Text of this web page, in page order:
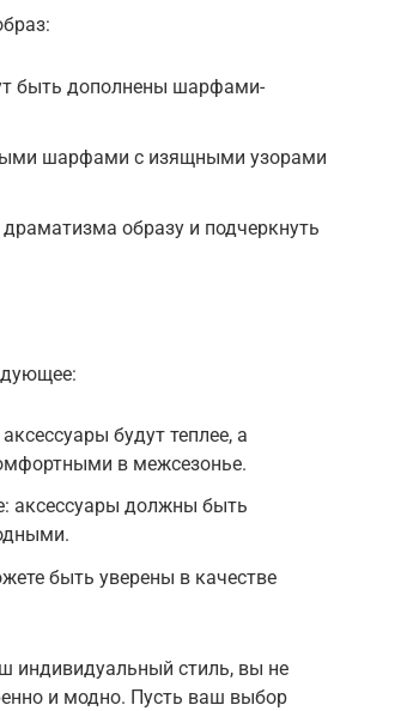
быть дополнены шарфами-
шарфами с изящными узорами
образу и подчеркнуть
будут теплее, а
в межсезонье.
аксессуары должны быть
быть уверены в качестве
индивидуальный стиль, вы не
и модно. Пусть ваш выбор